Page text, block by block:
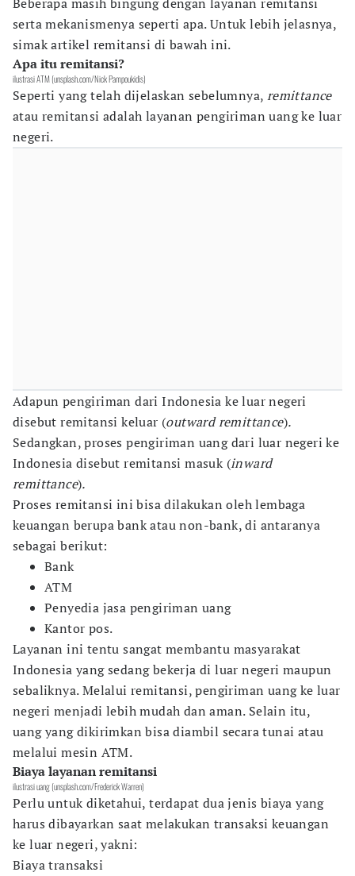
serta mekanismenya seperti apa. Untuk lebih jelasnya,
simak artikel remitansi di bawah ini.
Apa itu remitansi?
ilustrasi ATM (unsplash.com/Nick Pampoukidis)
Seperti yang telah dijelaskan sebelumnya, remittance
atau remitansi adalah layanan pengiriman uang ke luar
negeri.
Adapun pengiriman dari Indonesia ke luar negeri
disebut remitansi keluar (outward remittance).
Sedangkan, proses pengiriman uang dari luar negeri ke
Indonesia disebut remitansi masuk (inward
remittance).
Proses remitansi ini bisa dilakukan oleh lembaga
keuangan berupa bank atau non-bank, di antaranya
sebagai berikut:
Bank
ATM
Penyedia jasa pengiriman uang
Kantor pos.
Layanan ini tentu sangat membantu masyarakat
Indonesia yang sedang bekerja di luar negeri maupun
sebaliknya. Melalui remitansi, pengiriman uang ke luar
negeri menjadi lebih mudah dan aman. Selain itu,
uang yang dikirimkan bisa diambil secara tunai atau
melalui mesin ATM.
Biaya layanan remitansi
ilustrasi uang (unsplash.com/Frederick Warren)
Perlu untuk diketahui, terdapat dua jenis biaya yang
harus dibayarkan saat melakukan transaksi keuangan
ke luar negeri, yakni:
Biaya transaksi